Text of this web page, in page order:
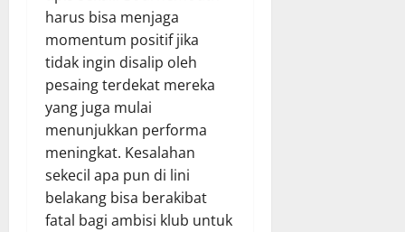
harus bisa menjaga
momentum positif jika
tidak ingin disalip oleh
pesaing terdekat mereka
yang juga mulai
menunjukkan performa
meningkat. Kesalahan
sekecil apa pun di lini
belakang bisa berakibat
fatal bagi ambisi klub untuk